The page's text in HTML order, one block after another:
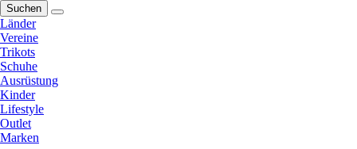
Suchen
Länder
Vereine
Trikots
Schuhe
Ausrüstung
Kinder
Lifestyle
Outlet
Marken